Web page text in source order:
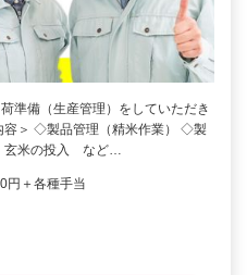
準備（生産管理）をしていただき
容＞ ◇製品管理（精米作業） ◇製
玄米の投入 など…
円＋各種手当